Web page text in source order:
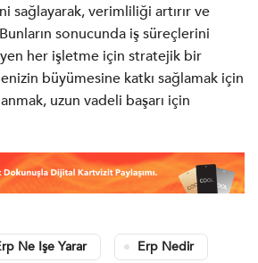
sağlayarak, verimliliği artırır ve
sonucunda iş süreçlerini
her işletme için stratejik bir
büyümesine katkı sağlamak için
uzun vadeli başarı için
Ne Işe Yarar Erp Nedir